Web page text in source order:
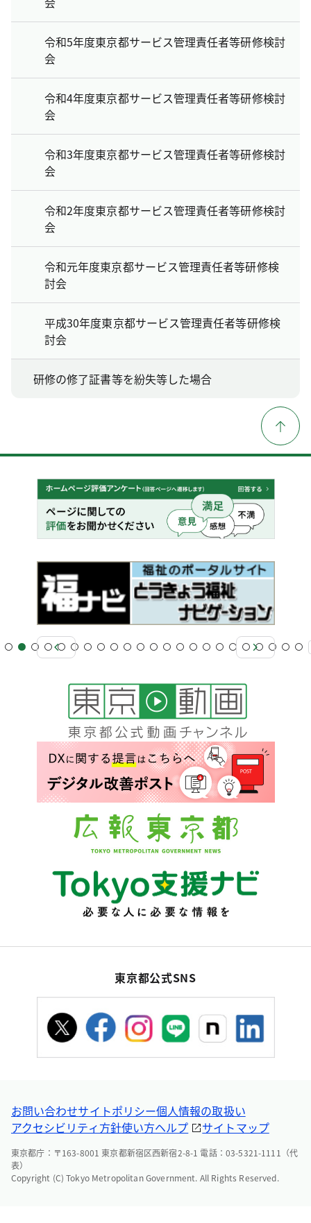
令和5年度東京都サービス管理責任者等研修検討
会
令和4年度東京都サービス管理責任者等研修検討
会
令和3年度東京都サービス管理責任者等研修検討
会
令和2年度東京都サービス管理責任者等研修検討
会
令和元年度東京都サービス管理責任者等研修検
討会
平成30年度東京都サービス管理責任者等研修検
討会
研修の修了証書等を紛失等した場合
東京都公式SNS
お問い合わせサイトポリシー個人情報の取扱い
アクセシビリティ方針使い方ヘルプ サイトマップ
東京都庁：〒163-8001 東京都新宿区西新宿2-8-1 電話：03-5321-1111（代
表）
Copyright (C) Tokyo Metropolitan Government. All Rights Reserved.